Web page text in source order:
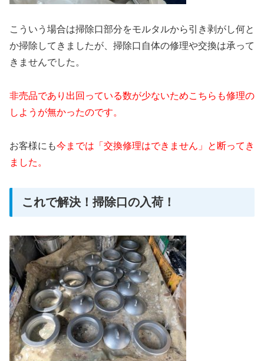
こういう場合は掃除口部分をモルタルから引き剥がし何と
か掃除してきましたが、掃除口自体の修理や交換は承って
きませんでした。
非売品であり出回っている数が少ないためこちらも修理の
しようが無かったのです。
お客様にも今までは「交換修理はできません」と断ってき
ました。
これで解決！掃除口の入荷！